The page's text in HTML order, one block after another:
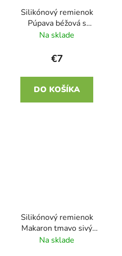
Silikónový remienok
Púpava béžová s
orieškovou 22mm
Na sklade
€7
DO KOŠÍKA
Silikónový remienok
Makaron tmavo sivý
22mm
Na sklade